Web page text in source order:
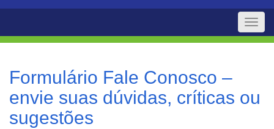
Toggle
Formulário Fale Conosco –
envie suas dúvidas, críticas ou
sugestões